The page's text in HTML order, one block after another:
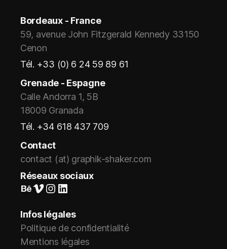
Bordeaux - France
59, avenue John Fitzgerald Kennedy 33150
Cenon
Tél. +33 (0) 6 24 59 89 61
Grenade - Espagne
Calle Andorra 1, 5B
18009 Granada
Tél. +34 618 437 709
Contact
contact (at) graphik-shaker.com
Réseaux sociaux
Suivez-nous sur Behance
Vimeo
Instagram
LinkedIn
Infos légales
Politique de confidentialité
Mentions légales